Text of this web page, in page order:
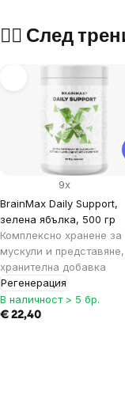
💆‍♂️ След
BrainMax Daily Support,
зелена ябълка, 500 гр
Комплексно хранене за
мускули и представяне,
хранителна добавка
Регенерация
9x
В наличност > 5 бр.
€ 22,40